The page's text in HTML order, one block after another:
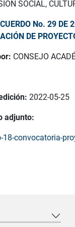
SOCIAL,
No. 29 DE
DE
CONSEJO
2022-05-25
adjunto:
18-convocatoria-